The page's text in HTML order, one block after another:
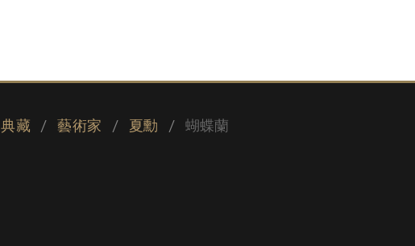
典藏 藝術家 夏勳 蝴蝶蘭